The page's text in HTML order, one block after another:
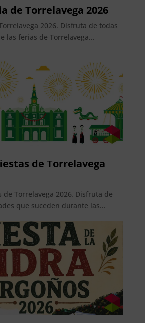
de Torrelavega 2026
2026. Disfruta de todas
las ferias de Torrelavega...
de Torrelavega
de Torrelavega 2026. Disfruta de
que suceden durante las...